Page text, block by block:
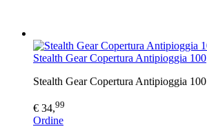
Stealth Gear Copertura Antipioggia 100
Stealth Gear Copertura Antipioggia 100
€ 34,99
Ordine